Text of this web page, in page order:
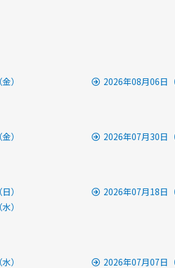
） 2026年08月06日（
） 2026年07月30日（
） 2026年07月18日（
）
） 2026年07月07日（